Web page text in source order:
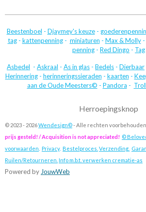
Beestenboel - Djaymey's keuze-
tag- kattenpenning- miniaturen - Max & Molly-
penning - Red Dingo - Tag
Asbedel - Askraal - As in glas - Bedels - Dierbaar
Herinnering- herinneringssieraden - kaarten -
aan de Oude Meesters© - Pandora -
Herroepingsknop
© 2023 - 2026Wendesign©- Alle rechten voorbehouden.
prijs gesteld! / Acquisition is not appreciated! ©
voorwaarden Privacy. Bestelproces. Verzending.
Ruilen/Retourneren. Info m.b.t. verwerken crematie-as
Powered by JouwWeb